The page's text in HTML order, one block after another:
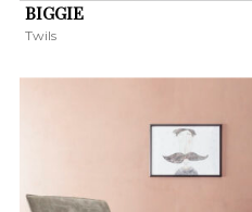
BIGGIE
Twils